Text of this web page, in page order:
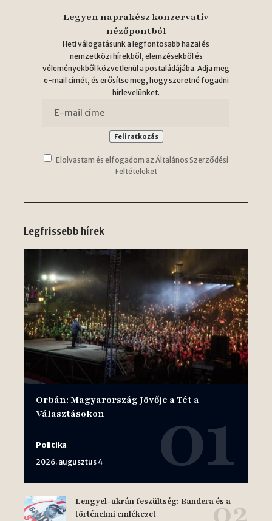
Legyen naprakész konzervatív
nézőpontból
Heti válogatásunk a legfontosabb hazai és
nemzetközi hírekből, elemzésekből és
véleményekből közvetlenül a postaládájába. Adja meg
e-mail címét, és erősítse meg, hogy szeretné fogadni
hírlevelünket.
Elolvastam és elfogadom az Általános Szerződési
Feltételeket
Legfrissebb hírek
Orbán: Magyarország Jövője a Tét a
Választásokon
Politika
2026. augusztus 4
Lengyel-ukrán feszültség: Bandera és a
történelmi emlékezet